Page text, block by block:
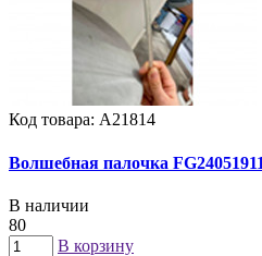
Код товара: А21814
Волшебная палочка
В наличии
80
В корзину